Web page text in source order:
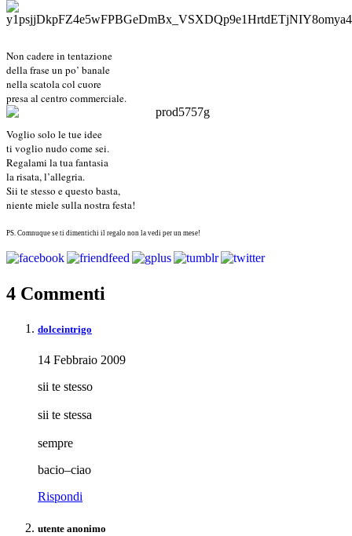
Non cadere in tentazione
della frase un po’ banale
nella scatola col cuore
presa al centro commerciale.
Voglio solo le tue idee
ti voglio nudo come sei.
Regalami la tua fantasia
la risata, l’allegria.
Sii te stesso e questo basta,
niente miele sulla nostra festa!
PS. Comnuque se ti dimentichi il regalo non la vedi per un mese!
4 Commenti
dolceintrigo
14 Febbraio 2009
sii te stesso
sii te stessa
sempre
bacio–ciao
Rispondi
utente anonimo